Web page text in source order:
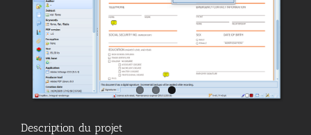
Description du projet